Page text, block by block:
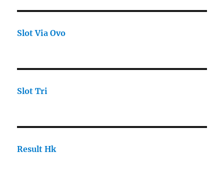
Slot Via Ovo
Slot Tri
Result Hk